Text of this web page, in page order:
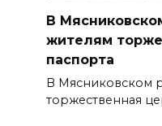
В
жителям
паспорта
В Мясниковском
торжественная